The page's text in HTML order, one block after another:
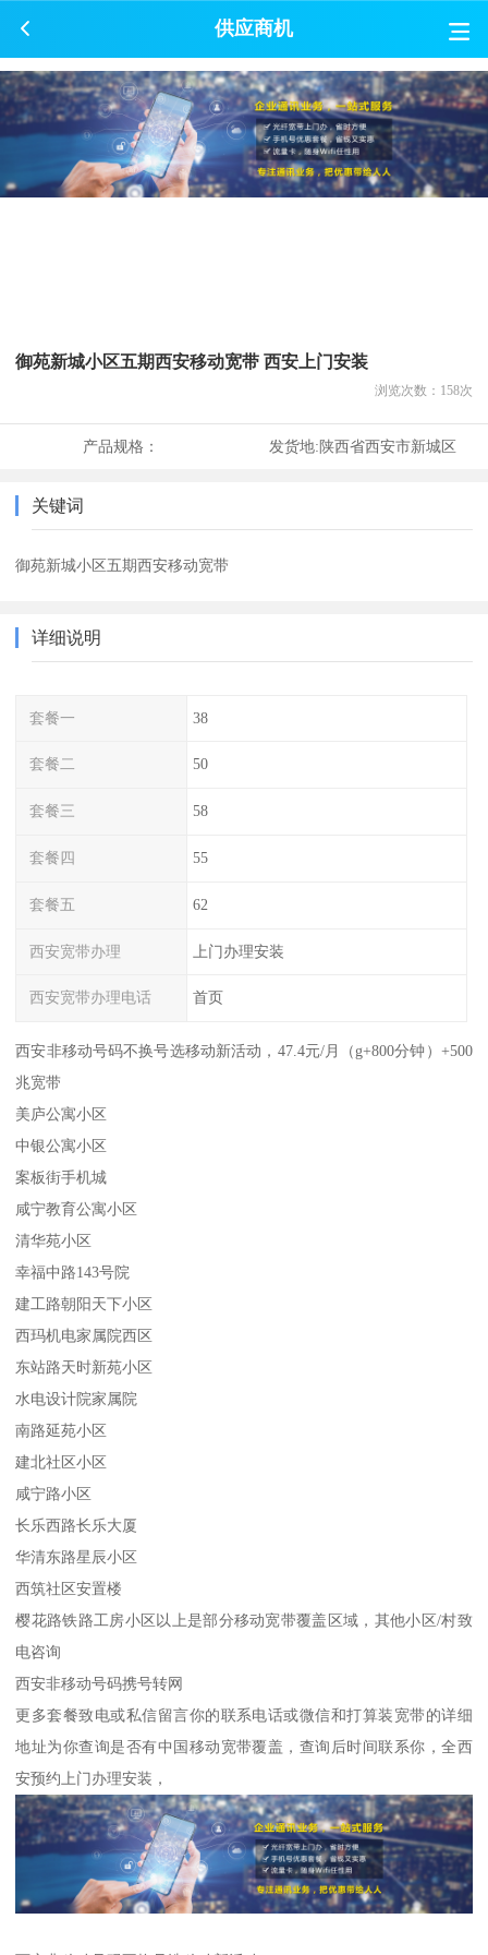
供应商机
御苑新城小区五期西安移动宽带 西安上门安装
浏览次数： 158次
产品规格： 发货地:陕西省西安市新城区
关键词
御苑新城小区五期西安移动宽带
详细说明
套餐一 38
套餐二 50
套餐三 58
套餐四 55
套餐五 62
西安宽带办理 上门办理安装
西安宽带办理电话 首页
西安非移动号码不换号选移动新活动，47.4元/月（g+800分钟）+500
兆宽带
美庐公寓小区
中银公寓小区
案板街手机城
咸宁教育公寓小区
清华苑小区
幸福中路143号院
建工路朝阳天下小区
西玛机电家属院西区
东站路天时新苑小区
水电设计院家属院
南路延苑小区
建北社区小区
咸宁路小区
长乐西路长乐大厦
华清东路星辰小区
西筑社区安置楼
樱花路铁路工房小区以上是部分移动宽带覆盖区域，其他小区/村致
电咨询
西安非移动号码携号转网
更多套餐致电或私信留言你的联系电话或微信和打算装宽带的详细
地址为你查询是否有中国移动宽带覆盖，查询后时间联系你，全西
安预约上门办理安装，